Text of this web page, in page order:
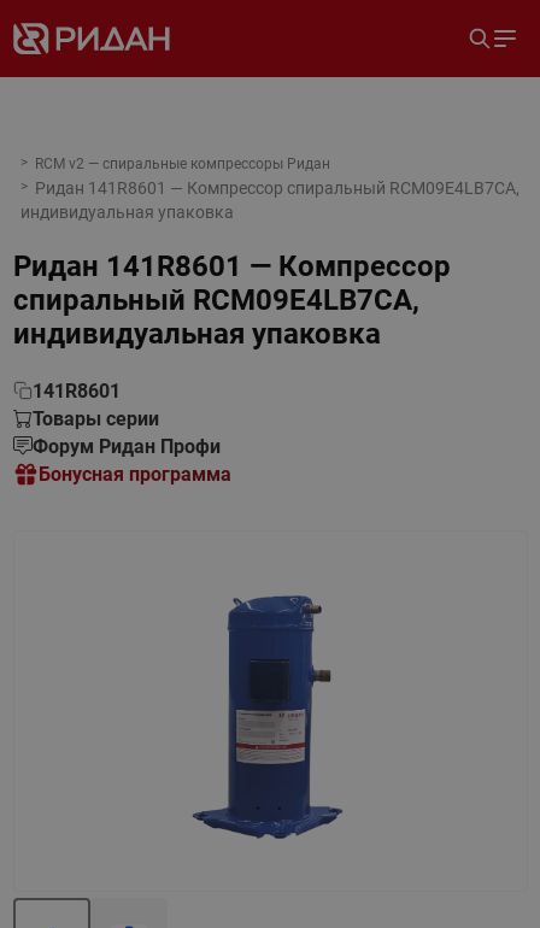
RCM v2 — спиральные компрессоры Ридан
Ридан 141R8601 — Компрессор спиральный RCM09E4LB7CA,
индивидуальная упаковка
Ридан 141R8601 — Компрессор
спиральный RCM09E4LB7CA,
индивидуальная упаковка
141R8601
Товары серии
Форум Ридан Профи
Бонусная программа